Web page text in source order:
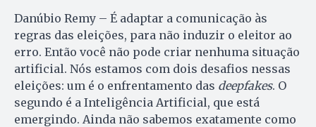
Danúbio Remy – É adaptar a comunicação às
regras das eleições, para não induzir o eleitor ao
erro. Então você não pode criar nenhuma situação
artificial. Nós estamos com dois desafios nessas
eleições: um é o enfrentamento das deepfakes. O
segundo é a Inteligência Artificial, que está
emergindo. Ainda não sabemos exatamente como